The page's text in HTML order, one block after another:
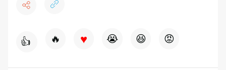
👍 🔥 ♥ 😭 😆 😡